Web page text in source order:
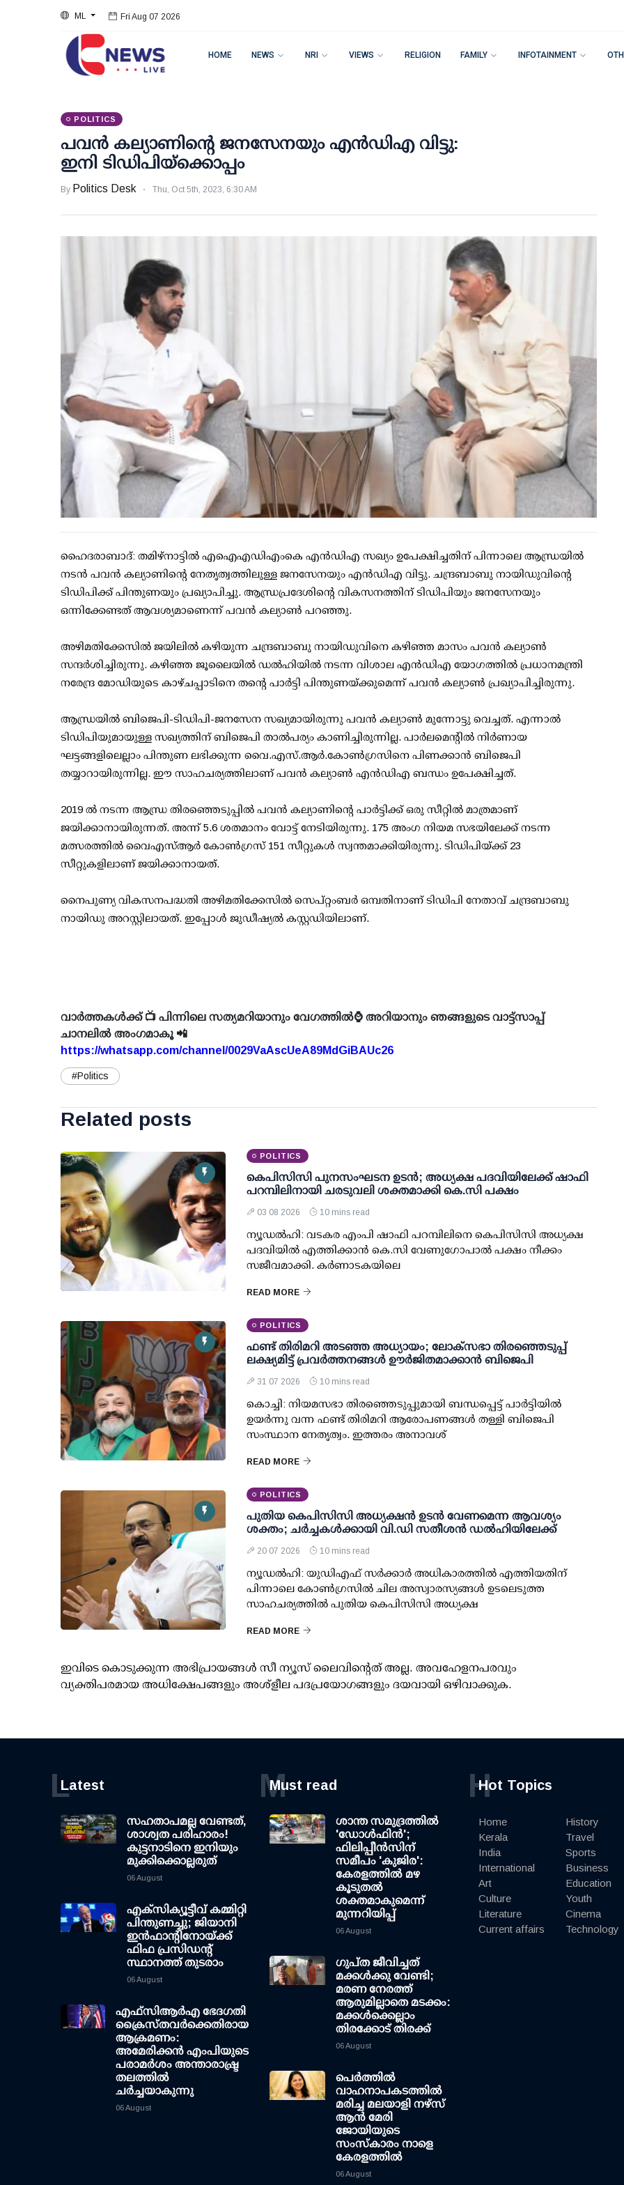
ML Fri Aug 07 2026
HOME NEWS NRI VIEWS RELIGION FAMILY INFOTAINMENT
POLITICS
പവന്‍ കല്യാണിന്റെ ജനസേനയും എന്‍ഡിഎ വിട്ടു:
ഇനി ടിഡിപിയ്‌ക്കൊപ്പം
By Politics Desk Thu, Oct 5th, 2023, 6:30 AM
ഹൈദരാബാദ്: തമിഴ്‌നാട്ടില്‍ എഐഎഡിഎംകെ എന്‍ഡിഎ സഖ്യം ഉപേക്ഷിച്ചതിന് പിന്നാലെ ആന്ധ്രയില്‍
നടന്‍ പവന്‍ കല്യാണിന്റെ നേതൃത്വത്തിലുള്ള ജനസേനയും എന്‍ഡിഎ വിട്ടു. ചന്ദ്രബാബു നായിഡുവിന്റെ
ടിഡിപിക്ക് പിന്തുണയും പ്രഖ്യാപിച്ചു. ആന്ധ്രപ്രദേശിന്റെ വികസനത്തിന് ടിഡിപിയും ജനസേനയും
ഒന്നിക്കേണ്ടത് ആവശ്യമാണെന്ന് പവന്‍ കല്യാണ്‍ പറഞ്ഞു.
അഴിമതിക്കേസില്‍ ജയിലില്‍ കഴിയുന്ന ചന്ദ്രബാബു നായിഡുവിനെ കഴിഞ്ഞ മാസം പവന്‍ കല്യാണ്‍
സന്ദര്‍ശിച്ചിരുന്നു. കഴിഞ്ഞ ജൂലൈയില്‍ ഡല്‍ഹിയില്‍ നടന്ന വിശാല എന്‍ഡിഎ യോഗത്തില്‍ പ്രധാനമന്ത്രി
നരേന്ദ്ര മോഡിയുടെ കാഴ്ചപ്പാടിനെ തന്റെ പാര്‍ട്ടി പിന്തുണയ്ക്കുമെന്ന് പവന്‍ കല്യാണ്‍ പ്രഖ്യാപിച്ചിരുന്നു.
ആന്ധ്രയില്‍ ബിജെപി-ടിഡിപി-ജനസേന സഖ്യമായിരുന്നു പവന്‍ കല്യാണ്‍ മുന്നോട്ടു വെച്ചത്. എന്നാല്‍
ടിഡിപിയുമായുള്ള സഖ്യത്തിന് ബിജെപി താല്‍പര്യം കാണിച്ചിരുന്നില്ല. പാര്‍ലമെന്റില്‍ നിര്‍ണായ
ഘട്ടങ്ങളിലെല്ലാം പിന്തുണ ലഭിക്കുന്ന വൈ.എസ്.ആര്‍.കോണ്‍ഗ്രസിനെ പിണക്കാന്‍ ബിജെപി
തയ്യാറായിരുന്നില്ല. ഈ സാഹചര്യത്തിലാണ് പവന്‍ കല്യാണ്‍ എന്‍ഡിഎ ബന്ധം ഉപേക്ഷിച്ചത്.
2019 ല്‍ നടന്ന ആന്ധ്ര തിരഞ്ഞെടുപ്പില്‍ പവന്‍ കല്യാണിന്റെ പാര്‍ട്ടിക്ക് ഒരു സീറ്റില്‍ മാത്രമാണ്
ജയിക്കാനായിരുന്നത്. അന്ന് 5.6 ശതമാനം വോട്ട് നേടിയിരുന്നു. 175 അംഗ നിയമ സഭയിലേക്ക് നടന്ന
മത്സരത്തില്‍ വൈഎസ്ആര്‍ കോണ്‍ഗ്രസ് 151 സീറ്റുകള്‍ സ്വന്തമാക്കിയിരുന്നു. ടിഡിപിയ്ക്ക് 23
സീറ്റുകളിലാണ് ജയിക്കാനായത്.
നൈപുണ്യ വികസനപദ്ധതി അഴിമതിക്കേസില്‍ സെപ്റ്റംബര്‍ ഒമ്പതിനാണ് ടിഡിപി നേതാവ് ചന്ദ്രബാബു
നായിഡു അറസ്റ്റിലായത്. ഇപ്പോള്‍ ജുഡീഷ്യല്‍ കസ്റ്റഡിയിലാണ്.
വാർത്തകൾക്ക് 📺 പിന്നിലെ സത്യമറിയാനും വേഗത്തിൽ⌚ അറിയാനും ഞങ്ങളുടെ വാട്ട്സാപ്പ്
ചാനലിൽ അംഗമാകൂ 📲
https://whatsapp.com/channel/0029VaAscUeA89MdGiBAUc26
#Politics
Related posts
POLITICS
കെപിസിസി പുനസംഘടന ഉടന്‍; അധ്യക്ഷ പദവിയിലേക്ക് ഷാഫി
പറമ്പിലിനായി ചരടുവലി ശക്തമാക്കി കെ.സി പക്ഷം
03 08 2026 10 mins read
ന്യൂഡല്‍ഹി: വടകര എംപി ഷാഫി പറമ്പിലിനെ കെപിസിസി അധ്യക്ഷ
പദവിയില്‍ എത്തിക്കാന്‍ കെ.സി വേണുഗോപാല്‍ പക്ഷം നീക്കം
സജീവമാക്കി. കര്‍ണാടകയിലെ
READ MORE
POLITICS
ഫണ്ട് തിരിമറി അടഞ്ഞ അധ്യായം; ലോക്സഭാ തിരഞ്ഞെടുപ്പ്
ലക്ഷ്യമിട്ട് പ്രവര്‍ത്തനങ്ങള്‍ ഊര്‍ജിതമാക്കാന്‍ ബിജെപി
31 07 2026 10 mins read
കൊച്ചി: നിയമസഭാ തിരഞ്ഞെടുപ്പുമായി ബന്ധപ്പെട്ട് പാര്‍ട്ടിയില്‍
ഉയര്‍ന്നു വന്ന ഫണ്ട് തിരിമറി ആരോപണങ്ങള്‍ തള്ളി ബിജെപി
സംസ്ഥാന നേതൃത്വം. ഇത്തരം അനാവശ്
READ MORE
POLITICS
പുതിയ കെപിസിസി അധ്യക്ഷന്‍ ഉടന്‍ വേണമെന്ന ആവശ്യം
ശക്തം; ചര്‍ച്ചകള്‍ക്കായി വി.ഡി സതീശന്‍ ഡല്‍ഹിയിലേക്ക്
20 07 2026 10 mins read
ന്യൂഡല്‍ഹി: യുഡിഎഫ് സര്‍ക്കാര്‍ അധികാരത്തില്‍ എത്തിയതിന്
പിന്നാലെ കോണ്‍ഗ്രസില്‍ ചില അസ്വാരസ്യങ്ങള്‍ ഉടലെടുത്ത
സാഹചര്യത്തില്‍ പുതിയ കെപിസിസി അധ്യക്ഷ
READ MORE
ഇവിടെ കൊടുക്കുന്ന അഭിപ്രായങ്ങള്‍ സീ ന്യൂസ് ലൈവിന്റെത് അല്ല. അവഹേളനപരവും
വ്യക്തിപരമായ അധിക്ഷേപങ്ങളും അശ്‌ളീല പദപ്രയോഗങ്ങളും ദയവായി ഒഴിവാക്കുക.
Latest
L
സഹതാപമല്ല വേണ്ടത്,
ശാശ്വത പരിഹാരം!
കുട്ടനാടിനെ ഇനിയും
മുക്കിക്കൊല്ലരുത്
06 August
എക്സിക്യൂട്ടീവ് കമ്മിറ്റി
പിന്തുണച്ചു; ജിയാനി
ഇന്‍ഫാന്റിനോയ്ക്ക്
ഫിഫ പ്രസിഡന്റ്
സ്ഥാനത്ത് തുടരാം
06 August
എഫ്‌സി‌ആര്‍‌എ ഭേദഗതി
ക്രൈസ്തവർക്കെതിരായ
ആക്രമണം:
അമേരിക്കൻ എംപിയുടെ
പരാമർശം അന്താരാഷ്ട്ര
തലത്തിൽ
ചർച്ചയാകുന്നു
06 August
Must read
M
ശാന്ത സമുദ്രത്തില്‍
'ഡോള്‍ഫിന്‍';
ഫിലിപ്പീന്‍സിന്
സമീപം 'കുജിര':
കേരളത്തില്‍ മഴ
കൂടുതല്‍
ശക്തമാകുമെന്ന്
മുന്നറിയിപ്പ്
06 August
ഗുപ്ത ജീവിച്ചത്
മക്കള്‍ക്കു വേണ്ടി;
മരണ നേരത്ത്
ആരുമില്ലാതെ മടക്കം:
മക്കള്‍ക്കെല്ലാം
തിരക്കോട് തിരക്ക്
06 August
പെർത്തിൽ
വാഹനാപകടത്തിൽ
മരിച്ച മലയാളി നഴ്സ്
ആൻ മേരി
ജോയിയുടെ
സംസ്കാരം നാളെ
കേരളത്തിൽ
06 August
Hot Topics
H
Home
Kerala
India
International
Art
Culture
Literature
Current affairs
History
Travel
Sports
Business
Education
Youth
Cinema
Technology